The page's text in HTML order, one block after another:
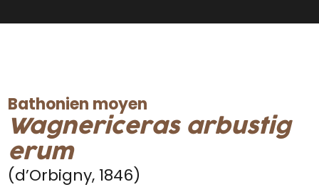
Bathonien moyen
Wagnericerasarbustig
erum
(d’Orbigny, 1846)